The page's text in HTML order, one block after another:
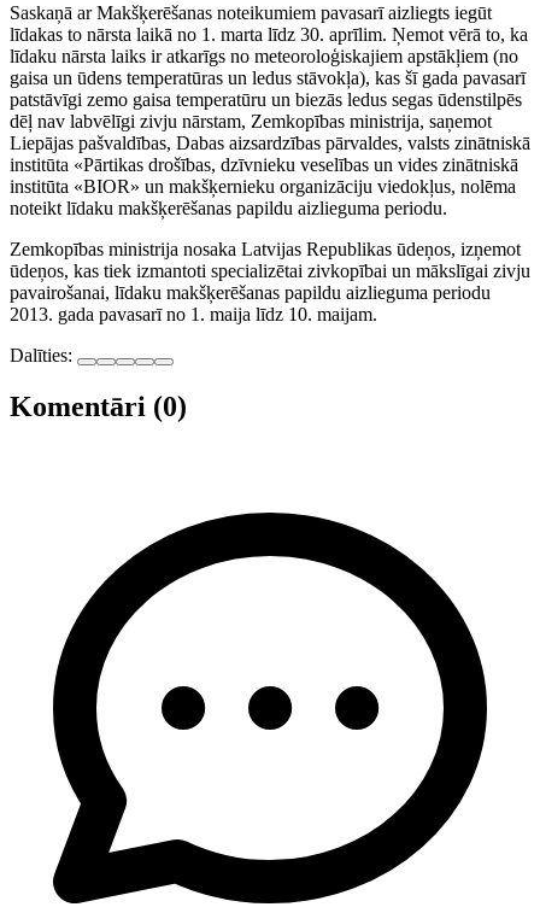
Saskaņā ar Makšķerēšanas noteikumiem pavasarī aizliegts iegūt
līdakas to nārsta laikā no 1. marta līdz 30. aprīlim. Ņemot vērā to, ka
līdaku nārsta laiks ir atkarīgs no meteoroloģiskajiem apstākļiem (no
gaisa un ūdens temperatūras un ledus stāvokļa), kas šī gada pavasarī
patstāvīgi zemo gaisa temperatūru un biezās ledus segas ūdenstilpēs
dēļ nav labvēlīgi zivju nārstam, Zemkopības ministrija, saņemot
Liepājas pašvaldības, Dabas aizsardzības pārvaldes, valsts zinātniskā
institūta «Pārtikas drošības, dzīvnieku veselības un vides zinātniskā
institūta «BIOR» un makšķernieku organizāciju viedokļus, nolēma
noteikt līdaku makšķerēšanas papildu aizlieguma periodu.
Zemkopības ministrija nosaka Latvijas Republikas ūdeņos, izņemot
ūdeņos, kas tiek izmantoti specializētai zivkopībai un mākslīgai zivju
pavairošanai, līdaku makšķerēšanas papildu aizlieguma periodu
2013. gada pavasarī no 1. maija līdz 10. maijam.
Dalīties:
Komentāri (0)